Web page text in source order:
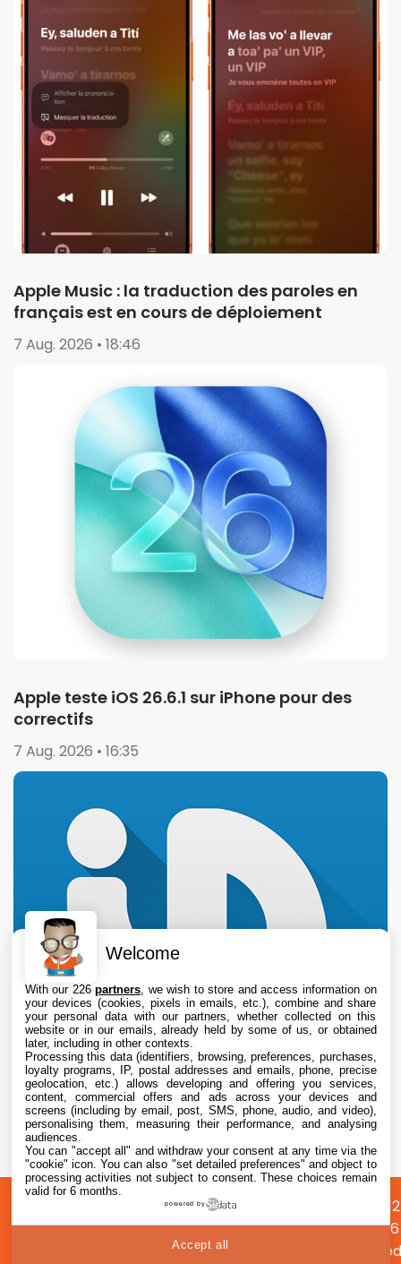
Apple Music : la traduction des paroles en
français est en cours de déploiement
7 Aug. 2026 • 18:46
Apple teste iOS 26.6.1 sur iPhone pour des
correctifs
7 Aug. 2026 • 16:35
L’iPhone original de 2007 perd son dernier
réseau mobile aux États-Unis avec l’arrêt de
la 2G
7 Aug. 2026 • 15:55
propos
Préférences
cookies
Confidentialité
©
2026
Welcome
With our 226partners , we wish to store and access information on
your devices (cookies, pixels in emails, etc.), combine and share
your personal data with our partners, whether collected on this
website or in our emails, already held by some of us, or obtained
later, including in other contexts.
Processing this data (identifiers, browsing, preferences, purchases,
loyalty programs, IP, postal addresses and emails, phone, precise
geolocation, etc.) allows developing and offering you services,
content, commercial offers and ads across your devices and
screens (including by email, post, SMS, phone, audio, and video),
personalising them, measuring their performance, and analysing
audiences.
You can "accept all" and withdraw your consent at any time via the
"cookie" icon. You can also "set detailed preferences" and object to
processing activities not subject to consent. These choices remain
valid for 6 months.
powered by
Accept all